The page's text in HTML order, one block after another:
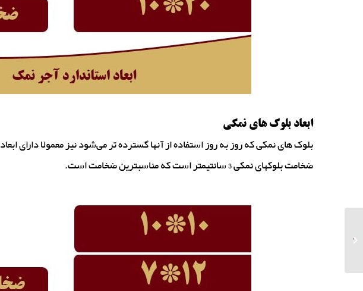
ابعاد بلوک های نمکی
بلوک های نمکی که روز به روز استفاده از آنها گسترده تر می‌شود نیز معمولا دارای ابعاد 10*10 و 7*12 هستند.
ضخامت بلوکهای نمکی 3 سانتیمتر است که مناسبترین ضخامت است.
استثنایی...